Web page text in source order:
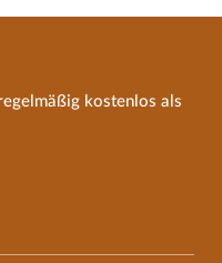
kostenlos als